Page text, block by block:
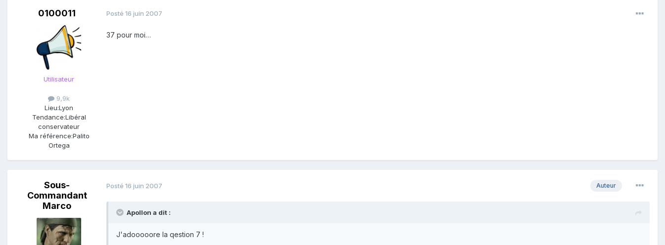
0100011
Utilisateur
9,9k
Lieu:Lyon
Tendance:Libéral
conservateur
Ma référence:Palito
Ortega
Posté 16 juin 2007
37 pour moi…
Sous-
Commandant
Marco
Auteur
Posté 16 juin 2007
Apollon a dit :
J'adooooore la qestion 7 !